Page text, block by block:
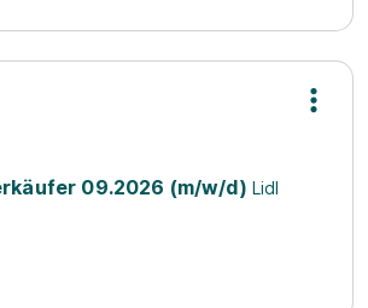
09.2026 (m/w/d) Lidl